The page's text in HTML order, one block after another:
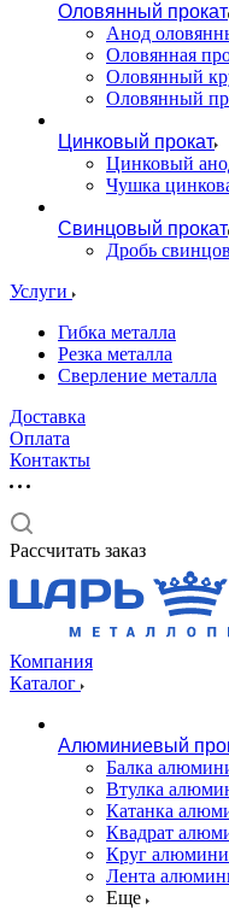
Оловянный прокат
Анод
Оловянная
Оловянный
Оловянный
Цинковый прокат
Цинковый
Чушка
Свинцовый прокат
Дробь
Услуги
Гибка металла
Резка металла
Сверление металла
Доставка
Оплата
Контакты
Рассчитать заказ
Компания
Каталог
Алюминиевый
Балка
Втулка
Катанка
Квадрат
Круг
Лента
Еще